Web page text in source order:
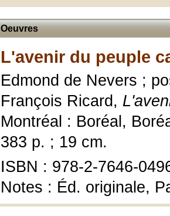
Oeuvres
L'avenir du peuple
Edmond de Nevers ;
François Ricard,
Montréal : Boréal,
383 p. ; 19 cm.
ISBN : 978-2-7646-
Notes : Éd. originale,